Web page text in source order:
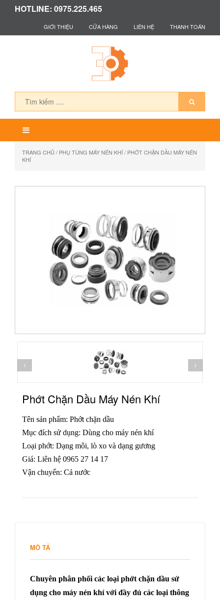
HOTLINE: 0975.225.465
GIỚI THIỆU CỬA HÀNG LIÊN HỆ THANH TOÁN
TRANG CHỦ / PHỤ TÙNG MÁY NÉN KHÍ/ PHỚT CHẶN DẦU MÁY NÉN
KHÍ
Phớt Chặn Dầu Máy Nén Khí
Tên sản phẩm: Phớt chặn dầu
Mục đích sử dụng: Dùng cho máy nén khí
Loại phớt: Dạng môi, lò xo và dạng gương
Giá: Liên hệ 0965 27 14 17
Vận chuyển: Cả nước
MÔ TẢ
Chuyên phân phối các loại phớt chặn dầu sử
dụng cho máy nén khí với đầy đủ các loại thông